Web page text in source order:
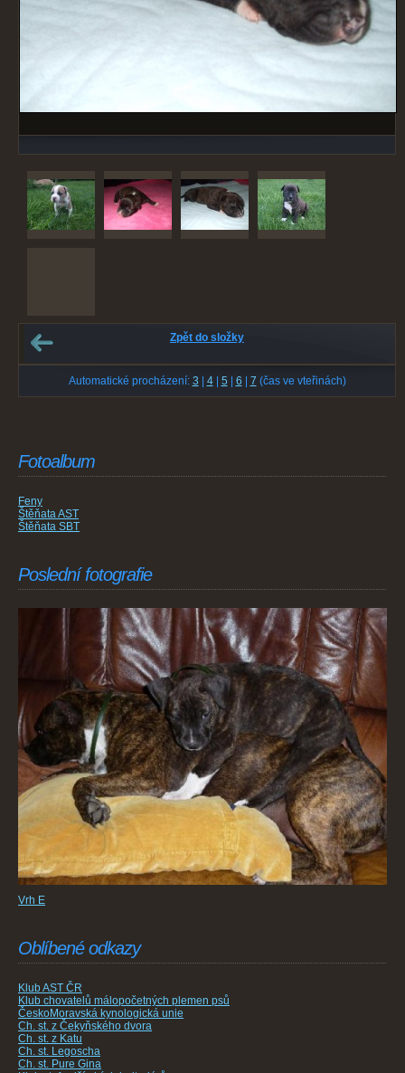
Zpět do složky
Automatické procházení: 3 4| 5 6 7 (čas ve vteřinách)
Fotoalbum
Feny
Štěňata AST
Štěňata SBT
Poslední fotografie
Vrh E
Oblíbené odkazy
Klub AST ČR
Klub chovatelů málopočetných plemen psů
ČeskoMoravská kynologická unie
Ch. st. z Čekyňského dvora
Ch. st. z Katu
Ch. st. Legoscha
Ch. st. Pure Gina